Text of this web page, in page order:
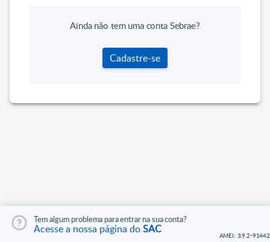
Tem algum problema para entrar na sua conta?
Acesse a nossa página doSAC
Ainda não tem uma conta Sebrae?
Cadastre-se
AMEI: 3.9.2-91442